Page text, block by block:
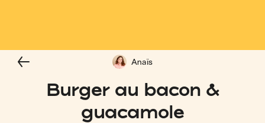
Burger au bacon &
guacamole
Anaïs